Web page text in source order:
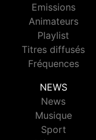
Emissions
Animateurs
Playlist
Titres diffusés
Fréquences
NEWS
News
Musique
Sport